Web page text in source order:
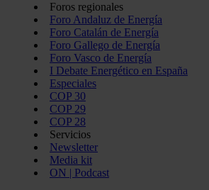
Foros regionales
Foro Andaluz de Energía
Foro Catalán de Energía
Foro Gallego de Energía
Foro Vasco de Energía
I Debate Energético en España
Especiales
COP 30
COP 29
COP 28
Servicios
Newsletter
Media kit
ON | Podcast